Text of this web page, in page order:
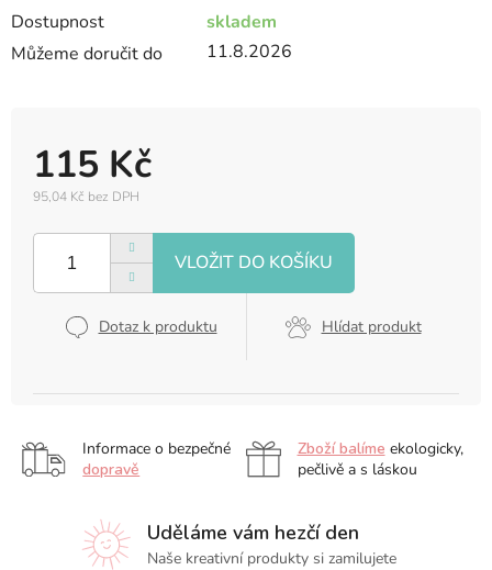
Dostupnost
skladem
Můžeme doručit do
11.8.2026
115 Kč
95,04 Kč bez DPH
cena:
Dotaz k produktu Hlídat produkt
Informace o bezpečné
dopravě
Zboží balíme ekologicky,
pečlivě a s láskou
Uděláme vám hezčí den
Naše kreativní produkty si zamilujete